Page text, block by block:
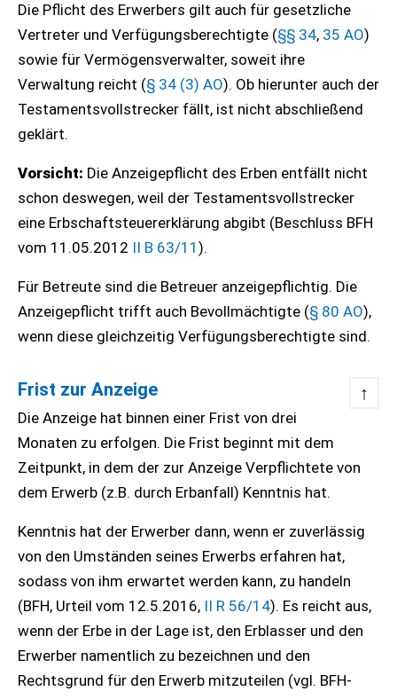
Die Pflicht des Erwerbers gilt auch für gesetzliche
Vertreter und Verfügungsberechtigte (§§ 34, 35 AO)
sowie für Vermögensverwalter, soweit ihre
Verwaltung reicht (§ 34 (3) AO). Ob hierunter auch der
Testamentsvollstrecker fällt, ist nicht abschließend
geklärt.
Vorsicht: Die Anzeigepflicht des Erben entfällt nicht
schon deswegen, weil der Testamentsvollstrecker
eine Erbschaftsteuererklärung abgibt (Beschluss BFH
vom 11.05.2012 II B 63/11 ).
Für Betreute sind die Betreuer anzeigepflichtig. Die
Anzeigepflicht trifft auch Bevollmächtigte (§ 80 AO),
wenn diese gleichzeitig Verfügungsberechtigte sind.
Frist zur Anzeige ↑
Die Anzeige hat binnen einer Frist von drei
Monaten zu erfolgen. Die Frist beginnt mit dem
Zeitpunkt, in dem der zur Anzeige Verpflichtete von
dem Erwerb (z.B. durch Erbanfall) Kenntnis hat.
Kenntnis hat der Erwerber dann, wenn er zuverlässig
von den Umständen seines Erwerbs erfahren hat,
sodass von ihm erwartet werden kann, zu handeln
(BFH, Urteil vom 12.5.2016, II R 56/14). Es reicht aus,
wenn der Erbe in der Lage ist, den Erblasser und den
Erwerber namentlich zu bezeichnen und den
Rechtsgrund für den Erwerb mitzuteilen (vgl. BFH-